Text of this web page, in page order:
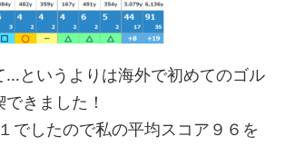
…というよりは海外で初めてのゴル
きました！
でしたので私の平均スコア９６を